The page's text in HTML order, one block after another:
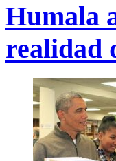
Humala
realidad